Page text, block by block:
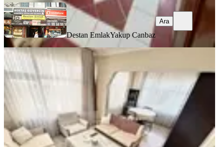
Destan EmlakYakup Canbaz
Ara
YENİ
Fatih Kocamustafapaşada 2+1 Eşyalı
Kiralık Daire
Fatih, Sümbül Efendi Mahallesi
4. Kat·04.08.2026
37.500 ₺